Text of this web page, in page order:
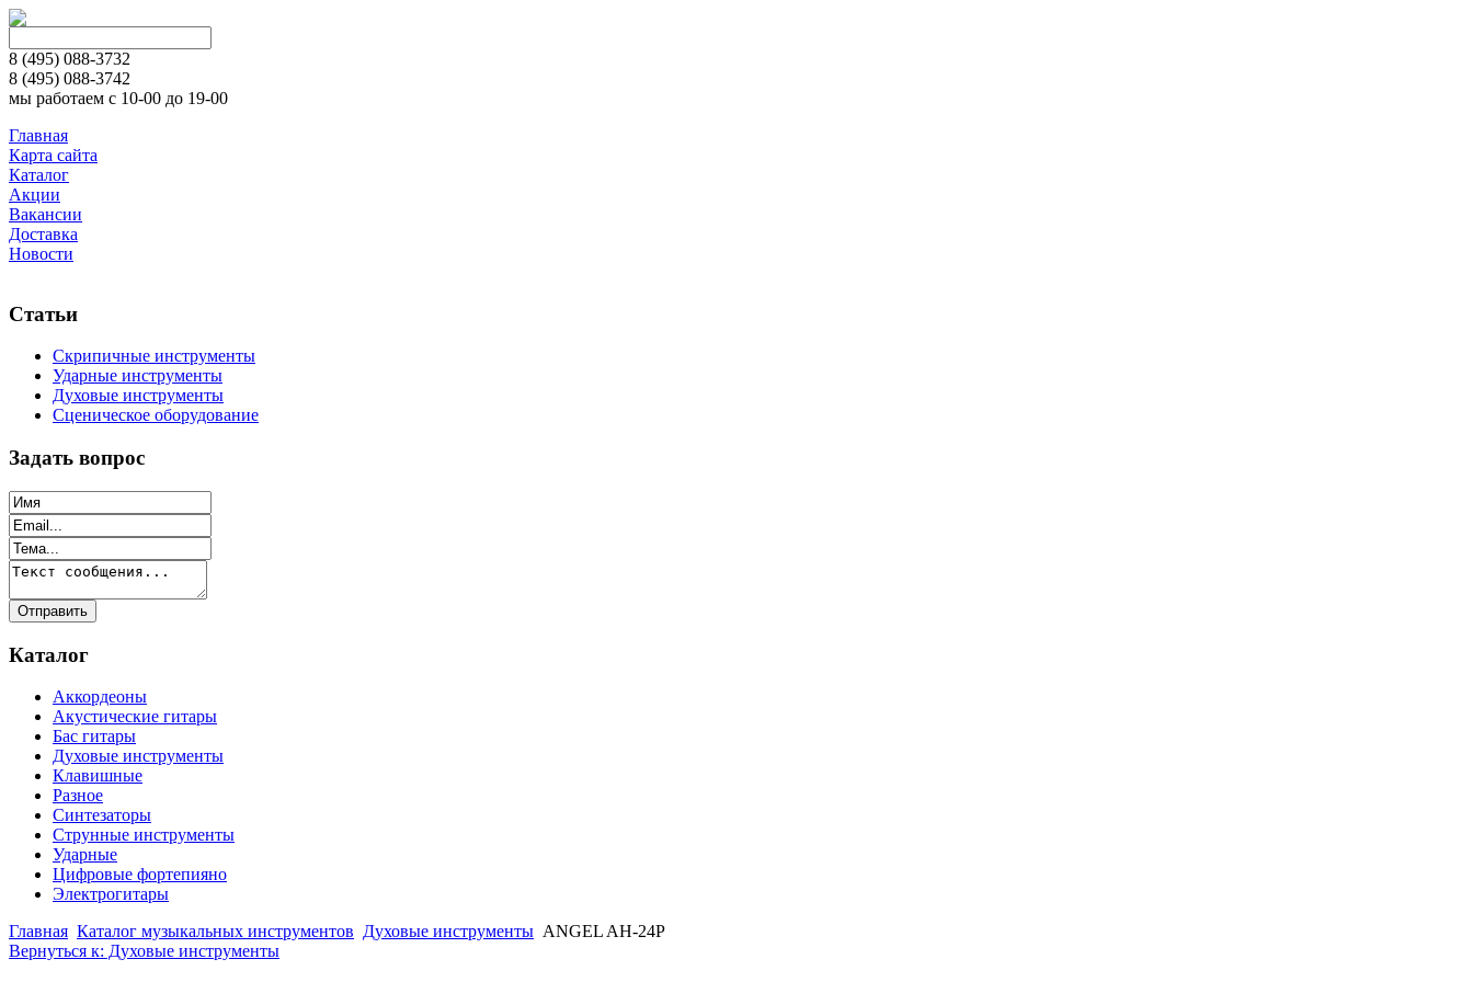
8 (495) 088-3732
8 (495) 088-3742
мы работаем с 10-00 до 19-00
Главная
Карта сайта
Каталог
Акции
Вакансии
Доставка
Новости
Статьи
Скрипичные инструменты
Ударные инструменты
Духовые инструменты
Сценическое оборудование
Задать вопрос
Каталог
Аккордеоны
Акустические гитары
Бас гитары
Духовые инструменты
Клавишные
Разное
Синтезаторы
Струнные инструменты
Ударные
Цифровые фортепияно
Электрогитары
Главная Каталог музыкальных инструментов Духовые инструменты ANGEL AH-24P
Вернуться к: Духовые инструменты